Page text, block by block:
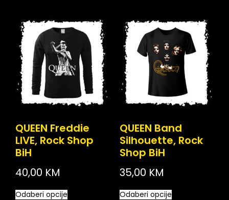
QUEEN Freddie
LIVE, Rock Shop
BiH
40,00 KM
Odaberi opcije
QUEEN Band
Silhouette, Rock
Shop BiH
35,00 KM
Odaberi opcije